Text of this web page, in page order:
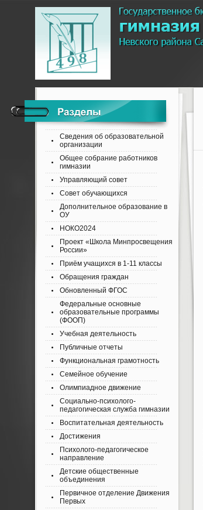
Сведения об образовательной
организации
Общее собрание работников
гимназии
Управляющий совет
Совет обучающихся
Дополнительное образование в
ОУ
НОКО2024
Проект «Школа Минпросвещения
России»
Приём учащихся в 1-11 классы
Обращения граждан
Обновленный ФГОС
Федеральные основные
образовательные программы
(ФООП)
Учебная деятельность
Публичные отчеты
Функциональная грамотность
Семейное обучение
Олимпиадное движение
Социально-психолого-
педагогическая служба гимназии
Воспитательная деятельность
Достижения
Психолого-педагогическое
направление
Детские общественные
объединения
Первичное отделение Движения
Первых